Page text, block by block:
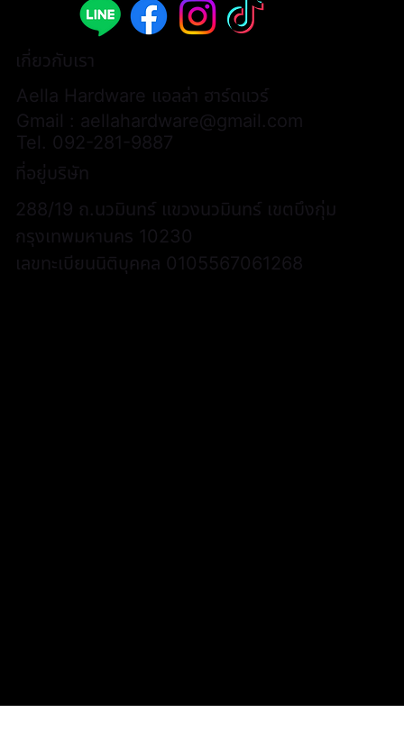
เกี่ยวกับเรา
Aella Hardware แอลล่า ฮาร์ดแวร์
Gmail : aellahardware@gmail.com
Tel. 092-281-9887
ที่อยู่บริษัท
288/19 ถ.นวมินทร์ แขวงนวมินทร์ เขตบึงกุ่ม
กรุงเทพมหานคร 10230
เลขทะเบียนนิติบุคคล 0105567061268